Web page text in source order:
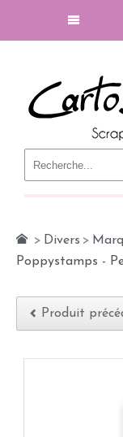
> Divers >
Poppystamps -
Produit